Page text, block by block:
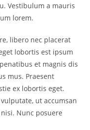
Vestibulum a mauris
lorem.
libero nec placerat
lobortis est ipsum
et magnis dis
mus. Praesent
ex lobortis eget.
ut accumsan
Nunc posuere